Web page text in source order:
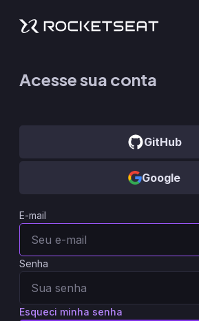
Acesse sua conta
GitHub
Google
E-mail
Senha
Esqueci minha senha